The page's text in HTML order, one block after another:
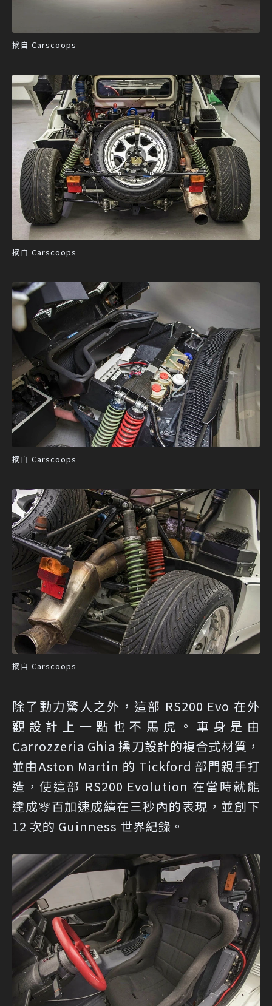
摘自 Carscoops
摘自 Carscoops
摘自 Carscoops
摘自 Carscoops
除了動力驚人之外，這部 RS200 Evo 在外
觀設計上一點也不馬虎。車身是由
Carrozzeria Ghia 操刀設計的複合式材質，
並由Aston Martin 的 Tickford 部門親手打
造，使這部 RS200 Evolution 在當時就能
達成零百加速成績在三秒內的表現，並創下
12 次的 Guinness 世界紀錄。